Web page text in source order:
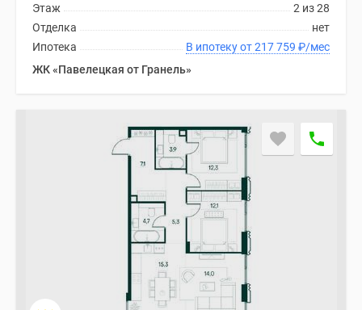
2 из 28
Этаж
нет
Отделка
В ипотеку от 217 759 ₽/мес
Ипотека
ЖК «Павелецкая от Гранель»